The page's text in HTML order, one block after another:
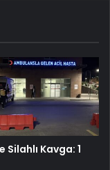
Silahlı Kavga: 1